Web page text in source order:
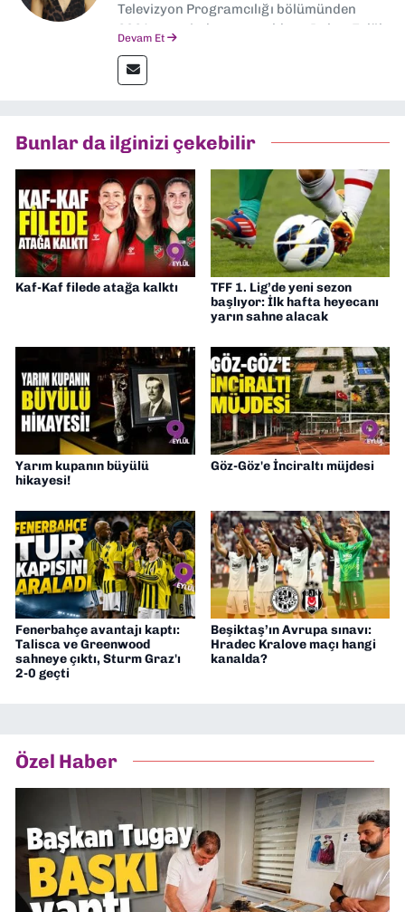
Televizyon Programcılığı bölümünden
2024 senesinde mezun oldum. Dokuz Eylül
editörlük görevini de üstleniyorum.
Devam Et
Bunlar da ilginizi çekebilir
Kaf-Kaf filede atağa kalktı
TFF 1. Lig’de yeni sezon
başlıyor: İlk hafta heyecanı
yarın sahne alacak
Yarım kupanın büyülü
hikayesi!
Göz-Göz'e İnciraltı müjdesi
Fenerbahçe avantajı kaptı:
Talisca ve Greenwood
sahneye çıktı, Sturm Graz'ı
2-0 geçti
Beşiktaş’ın Avrupa sınavı:
Hradec Kralove maçı hangi
kanalda?
Özel Haber